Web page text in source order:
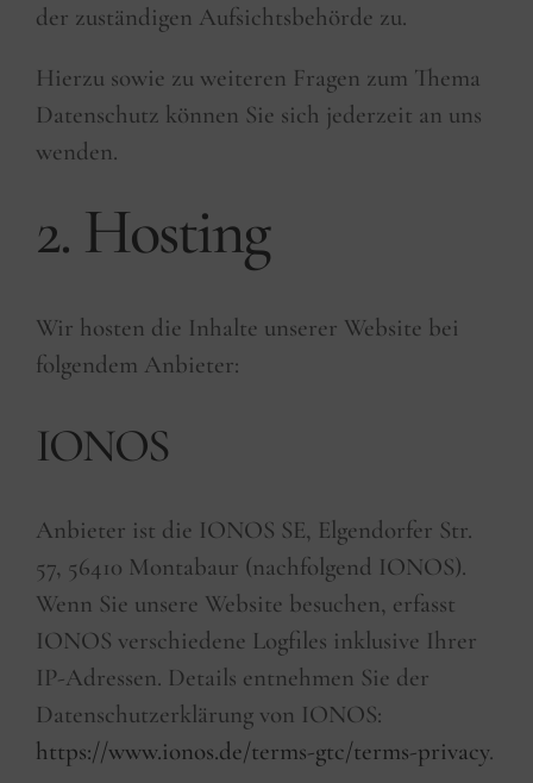
der zuständigen Aufsichtsbehörde zu.
Hierzu sowie zu weiteren Fragen zum Thema
Datenschutz können Sie sich jederzeit an uns
wenden.
2. Hosting
Wir hosten die Inhalte unserer Website bei
folgendem Anbieter:
IONOS
Anbieter ist die IONOS SE, Elgendorfer Str.
57, 56410 Montabaur (nachfolgend IONOS).
Wenn Sie unsere Website besuchen, erfasst
IONOS verschiedene Logfiles inklusive Ihrer
IP-Adressen. Details entnehmen Sie der
Datenschutzerklärung von IONOS:
https://www.ionos.de/terms-gtc/terms-privacy.